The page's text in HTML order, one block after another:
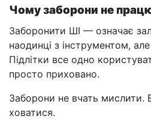
Чому заборони не
Заборонити ШІ — означає
наодинці з інструментом,
Підлітки все одно
просто приховано.
Заборони не вчать мислити.
ховатися.